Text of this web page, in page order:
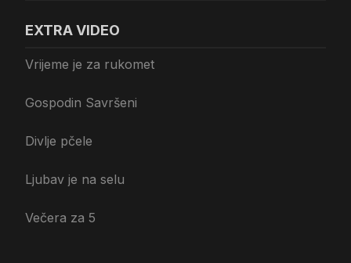
EXTRA VIDEO
Vrijeme je za rukomet
Gospodin Savršeni
Divlje pčele
Ljubav je na selu
Večera za 5